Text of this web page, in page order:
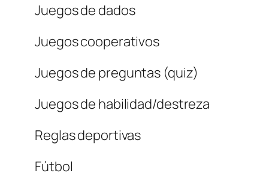
Juegos de dados
Juegos cooperativos
Juegos de preguntas (quiz)
Juegos de habilidad/destreza
Reglas deportivas
Fútbol